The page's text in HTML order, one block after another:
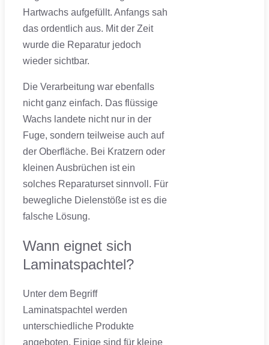
Hartwachs aufgefüllt. Anfangs sah
das ordentlich aus. Mit der Zeit
wurde die Reparatur jedoch
wieder sichtbar.
Die Verarbeitung war ebenfalls
nicht ganz einfach. Das flüssige
Wachs landete nicht nur in der
Fuge, sondern teilweise auch auf
der Oberfläche. Bei Kratzern oder
kleinen Ausbrüchen ist ein
solches Reparaturset sinnvoll. Für
bewegliche Dielenstöße ist es die
falsche Lösung.
Wann eignet sich
Laminatspachtel?
Unter dem Begriff
Laminatspachtel werden
unterschiedliche Produkte
angeboten. Einige sind für kleine